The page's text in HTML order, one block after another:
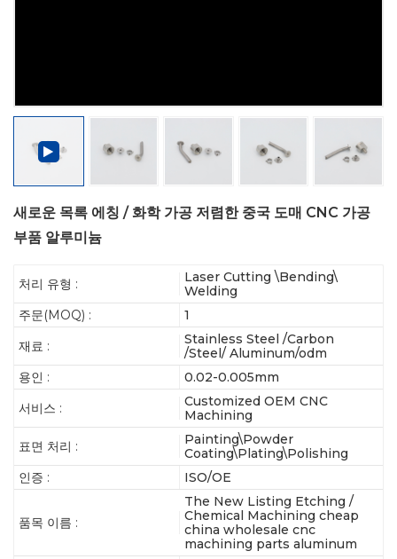
새로운 목록 에칭 / 화학 가공 저렴한 중국 도매 CNC 가공
부품 알루미늄
처리 유형 :
Laser Cutting \Bending\
Welding
주문(MOQ) :
1
재료 :
Stainless Steel /Carbon
/Steel/ Aluminum/odm
용인 :
0.02-0.005mm
서비스 :
Customized OEM CNC
Machining
표면 처리 :
Painting\Powder
Coating\Plating\Polishing
인증 :
ISO/OE
품목 이름 :
The New Listing Etching /
Chemical Machining cheap
china wholesale cnc
machining parts aluminum